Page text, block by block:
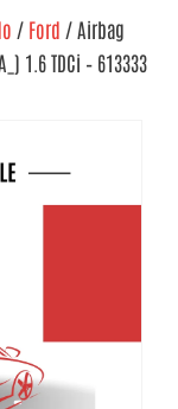
/ Ford / Airbag
1.6 TDCi – 613333